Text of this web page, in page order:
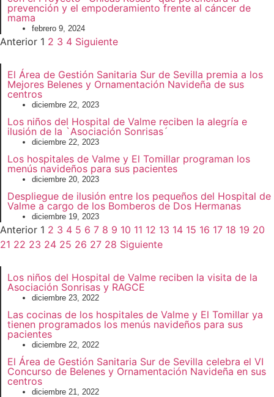
prevención y el empoderamiento frente al cáncer de
mama
febrero 9, 2024
Anterior 1 2 3 4 Siguiente
El Área de Gestión Sanitaria Sur de Sevilla premia a los
Mejores Belenes y Ornamentación Navideña de sus
centros
diciembre 22, 2023
Los niños del Hospital de Valme reciben la alegría e
ilusión de la `Asociación Sonrisas´
diciembre 22, 2023
Los hospitales de Valme y El Tomillar programan los
menús navideños para sus pacientes
diciembre 20, 2023
Despliegue de ilusión entre los pequeños del Hospital de
Valme a cargo de los Bomberos de Dos Hermanas
diciembre 19, 2023
Anterior 1 2 3 4 5 6 7 8 9 10 11 12 13 14 15 16 17 18 19 20
21 22 23 24 25 26 27 28 Siguiente
Los niños del Hospital de Valme reciben la visita de la
Asociación Sonrisas y RAGCE
diciembre 23, 2022
Las cocinas de los hospitales de Valme y El Tomillar ya
tienen programados los menús navideños para sus
pacientes
diciembre 22, 2022
El Área de Gestión Sanitaria Sur de Sevilla celebra el VI
Concurso de Belenes y Ornamentación Navideña en sus
centros
diciembre 21, 2022